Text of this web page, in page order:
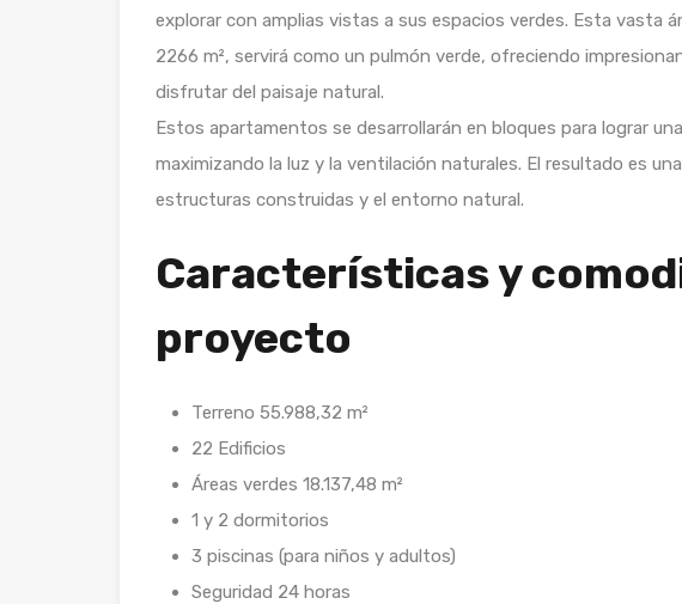
explorar con amplias vistas a sus espacios verdes. Esta vasta
2266 m², servirá como un pulmón verde, ofreciendo
disfrutar del paisaje natural.
Estos apartamentos se desarrollarán en bloques para lograr
maximizando la luz y la ventilación naturales. El resultado es
estructuras construidas y el entorno natural.
Características y
proyecto
Terreno 55.988,32 m²
22 Edificios
Áreas verdes 18.137,48 m²
1 y 2 dormitorios
3 piscinas (para niños y adultos)
Seguridad 24 horas